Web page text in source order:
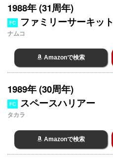
1988年 (31周年)
FC ファミリーサーキット
ナムコ
Amazonで検索
1989年 (30周年)
FC スペースハリアー
タカラ
Amazonで検索